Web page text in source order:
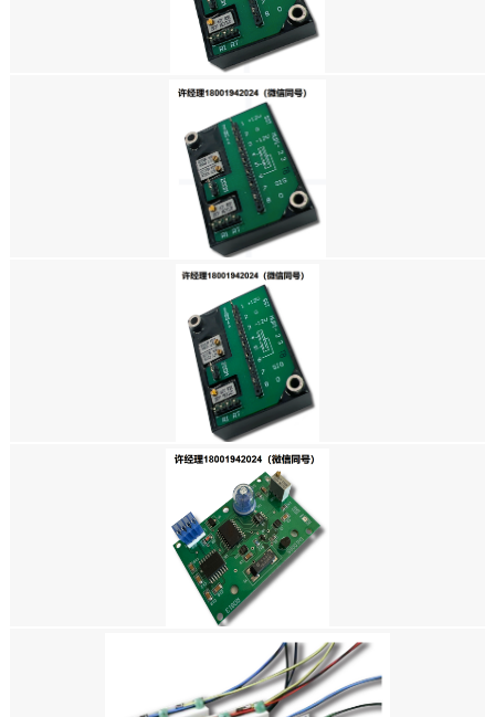
美国SPECTRON-SA40012 单轴CMOS信号调理模块
美国SPECTRON-MUPI-23 通用信号调节器，温度补偿 SPECTRON进口代
美国SPECTRON-单轴CMOS信号调理模块 SSY0079